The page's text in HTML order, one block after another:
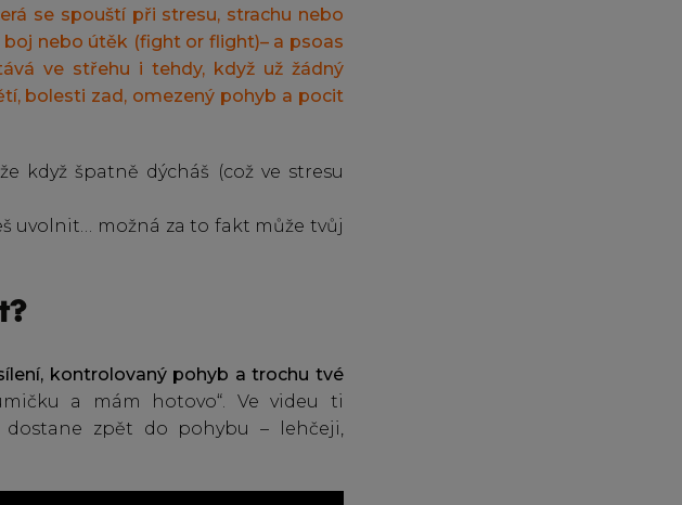
se spouští při stresu, strachu nebo
nebo útěk (fight or flight)– a psoas
ve střehu i tehdy, když už žádný
bolesti zad, omezený pohyb a pocit
když špatně dýcháš (což ve stresu
uvolnit… možná za to fakt může tvůj
kontrolovaný pohyb a trochu tvé
a mám hotovo“. Ve videu ti
zpět do pohybu – lehčeji,